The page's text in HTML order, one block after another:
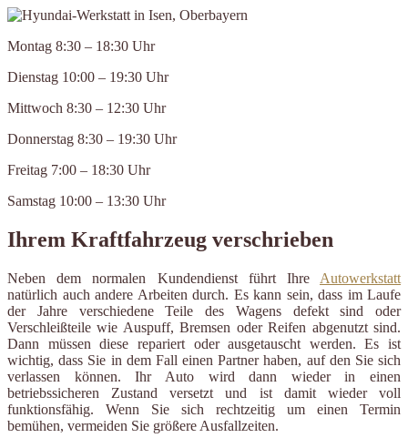
Montag 8:30 – 18:30 Uhr
Dienstag 10:00 – 19:30 Uhr
Mittwoch 8:30 – 12:30 Uhr
Donnerstag 8:30 – 19:30 Uhr
Freitag 7:00 – 18:30 Uhr
Samstag 10:00 – 13:30 Uhr
Ihrem Kraftfahrzeug verschrieben
Neben dem normalen Kundendienst führt Ihre Autowerkstatt
natürlich auch andere Arbeiten durch. Es kann sein, dass im Laufe
der Jahre verschiedene Teile des Wagens defekt sind oder
Verschleißteile wie Auspuff, Bremsen oder Reifen abgenutzt sind.
Dann müssen diese repariert oder ausgetauscht werden. Es ist
wichtig, dass Sie in dem Fall einen Partner haben, auf den Sie sich
verlassen können. Ihr Auto wird dann wieder in einen
betriebssicheren Zustand versetzt und ist damit wieder voll
funktionsfähig. Wenn Sie sich rechtzeitig um einen Termin
bemühen, vermeiden Sie größere Ausfallzeiten.